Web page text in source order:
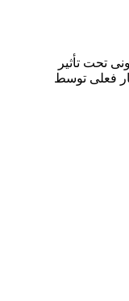
تحت تأثیر
فعلی توسط